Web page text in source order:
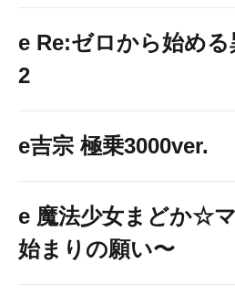
e Re:ゼロから始め
2
e吉宗 極乗3000ver.
e 魔法少女まどか☆
始まりの願い〜